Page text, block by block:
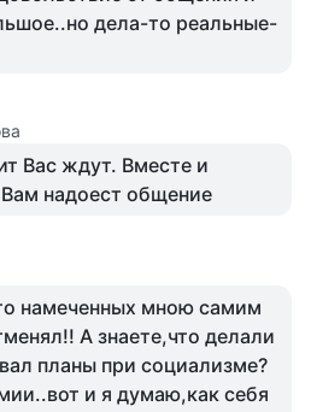
дела-то реальные-
Вас ждут. Вместе и
Вам надоест общение
намеченных мною самим
А знаете,что делали
планы при социализме?
и я думаю,как себя